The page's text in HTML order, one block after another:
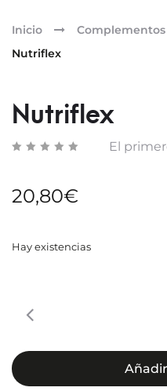
Inicio
Nutriflex
Nutriflex
El
20,80€
Hay existencias
cantidad